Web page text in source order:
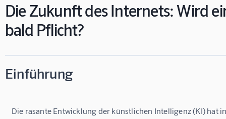
Die Zukunft des Internets: Wird
bald Pflicht?
Einführung